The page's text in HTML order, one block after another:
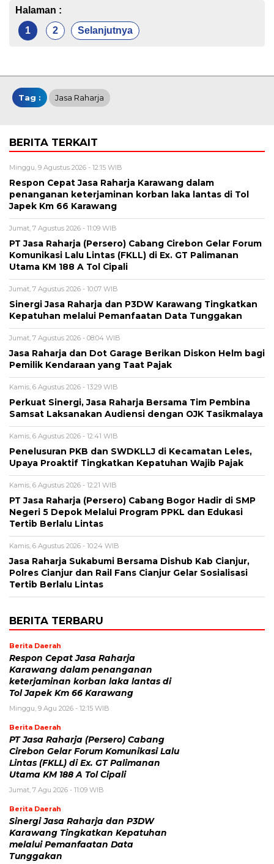
Halaman :
1
2 Selanjutnya
Tag : Jasa Raharja
BERITA TERKAIT
Minggu, 9 Agustus 2026 - 12:15 WIB
Respon Cepat Jasa Raharja Karawang dalam
penanganan keterjaminan korban laka lantas di Tol
Japek Km 66 Karawang
Jumat, 7 Agustus 2026 - 11:09 WIB
PT Jasa Raharja (Persero) Cabang Cirebon Gelar Forum
Komunikasi Lalu Lintas (FKLL) di Ex. GT Palimanan
Utama KM 188 A Tol Cipali
Jumat, 7 Agustus 2026 - 10:07 WIB
Sinergi Jasa Raharja dan P3DW Karawang Tingkatkan
Kepatuhan melalui Pemanfaatan Data Tunggakan
Jumat, 7 Agustus 2026 - 08:04 WIB
Jasa Raharja dan Dot Garage Berikan Diskon Helm bagi
Pemilik Kendaraan yang Taat Pajak
Kamis, 6 Agustus 2026 - 13:29 WIB
Perkuat Sinergi, Jasa Raharja Bersama Tim Pembina
Samsat Laksanakan Audiensi dengan OJK Tasikmalaya
Kamis, 6 Agustus 2026 - 12:41 WIB
Penelusuran PKB dan SWDKLLJ di Kecamatan Leles,
Upaya Proaktif Tingkatkan Kepatuhan Wajib Pajak
Kamis, 6 Agustus 2026 - 12:21 WIB
PT Jasa Raharja (Persero) Cabang Bogor Hadir di SMP
Negeri 5 Depok Melalui Program PPKL dan Edukasi
Tertib Berlalu Lintas
Kamis, 6 Agustus 2026 - 10:24 WIB
Jasa Raharja Sukabumi Bersama Dishub Kab Cianjur,
Polres Cianjur dan Rail Fans Cianjur Gelar Sosialisasi
Tertib Berlalu Lintas
BERITA TERBARU
Berita Daerah
Respon Cepat Jasa Raharja
Karawang dalam penanganan
keterjaminan korban laka lantas di
Tol Japek Km 66 Karawang
Minggu, 9 Agu 2026 - 12:15 WIB
Berita Daerah
PT Jasa Raharja (Persero) Cabang
Cirebon Gelar Forum Komunikasi Lalu
Lintas (FKLL) di Ex. GT Palimanan
Utama KM 188 A Tol Cipali
Jumat, 7 Agu 2026 - 11:09 WIB
Berita Daerah
Sinergi Jasa Raharja dan P3DW
Karawang Tingkatkan Kepatuhan
melalui Pemanfaatan Data
Tunggakan